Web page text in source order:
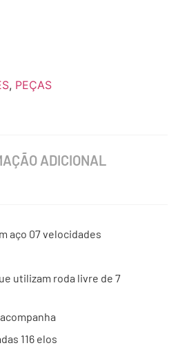
, PEÇAS
ADICIONAL
aço 07 velocidades
utilizam roda livre de 7
116 elos